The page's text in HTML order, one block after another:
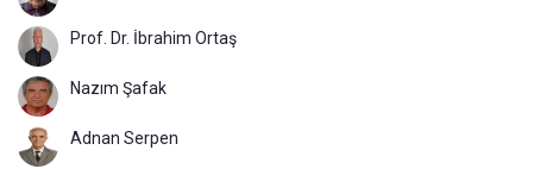
Prof. Dr. İbrahim Ortaş
Nazım Şafak
Adnan Serpen